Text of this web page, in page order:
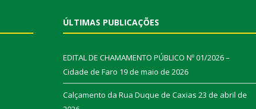
ÚLTIMAS PUBLICAÇÕES
EDITAL DE CHAMAMENTO PÚBLICO Nº 01/2026 –
Cidade de Faro 19 de maio de 2026
Calçamento da Rua Duque de Caxias 23 de abril de